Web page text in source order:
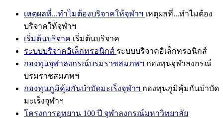
เหตุผลที่...ทำไมต้องบริจาคให้จุฬาฯ เหตุผลที่...ทำไมต้อง
บริจาคให้จุฬาฯ
เริ่มต้นบริจาค เริ่มต้นบริจาค
ระบบบริจาคอิเล็กทรอนิกส์ ระบบบริจาคอิเล็กทรอนิกส์
กองทุนจุฬาลงกรณ์บรมราชสมภพฯ กองทุนจุฬาลงกรณ์
บรมราชสมภพฯ
กองทุนภูมิคุ้มกันบำบัดมะเร็งจุฬาฯ กองทุนภูมิคุ้มกันบำบัด
มะเร็งจุฬาฯ
โครงการอุทยาน 100 ปี จุฬาลงกรณ์มหาวิทยาลัย